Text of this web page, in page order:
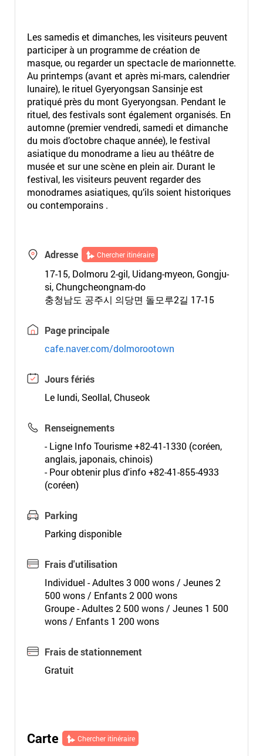
Les samedis et dimanches, les visiteurs peuvent
participer à un programme de création de
masque, ou regarder un spectacle de marionnette.
Au printemps (avant et après mi-mars, calendrier
lunaire), le rituel Gyeryongsan Sansinje est
pratiqué près du mont Gyeryongsan. Pendant le
rituel, des festivals sont également organisés. En
automne (premier vendredi, samedi et dimanche
du mois d’octobre chaque année), le festival
asiatique du monodrame a lieu au théâtre de
musée et sur une scène en plein air. Durant le
festival, les visiteurs peuvent regarder des
monodrames asiatiques, qu’ils soient historiques
ou contemporains .
Adresse Chercher itinéraire
17-15, Dolmoru 2-gil, Uidang-myeon, Gongju-
si, Chungcheongnam-do
충청남도 공주시 의당면 돌모루2길 17-15
Page principale
cafe.naver.com/dolmorootown
Jours fériés
Le lundi, Seollal, Chuseok
Renseignements
- Ligne Info Tourisme +82-41-1330 (coréen,
anglais, japonais, chinois)
- Pour obtenir plus d'info +82-41-855-4933
(coréen)
Parking
Parking disponible
Frais d'utilisation
Individuel - Adultes 3 000 wons / Jeunes 2
500 wons / Enfants 2 000 wons
Groupe - Adultes 2 500 wons / Jeunes 1 500
wons / Enfants 1 200 wons
Frais de stationnement
Gratuit
Carte Chercher itinéraire